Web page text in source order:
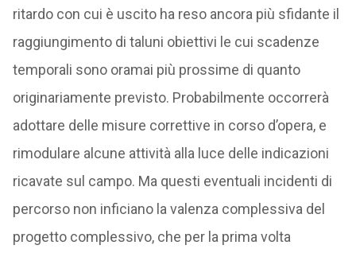
ritardo con cui è uscito ha reso ancora più sfidante il
raggiungimento di taluni obiettivi le cui scadenze
temporali sono oramai più prossime di quanto
originariamente previsto. Probabilmente occorrerà
adottare delle misure correttive in corso d’opera, e
rimodulare alcune attività alla luce delle indicazioni
ricavate sul campo. Ma questi eventuali incidenti di
percorso non inficiano la valenza complessiva del
progetto complessivo, che per la prima volta